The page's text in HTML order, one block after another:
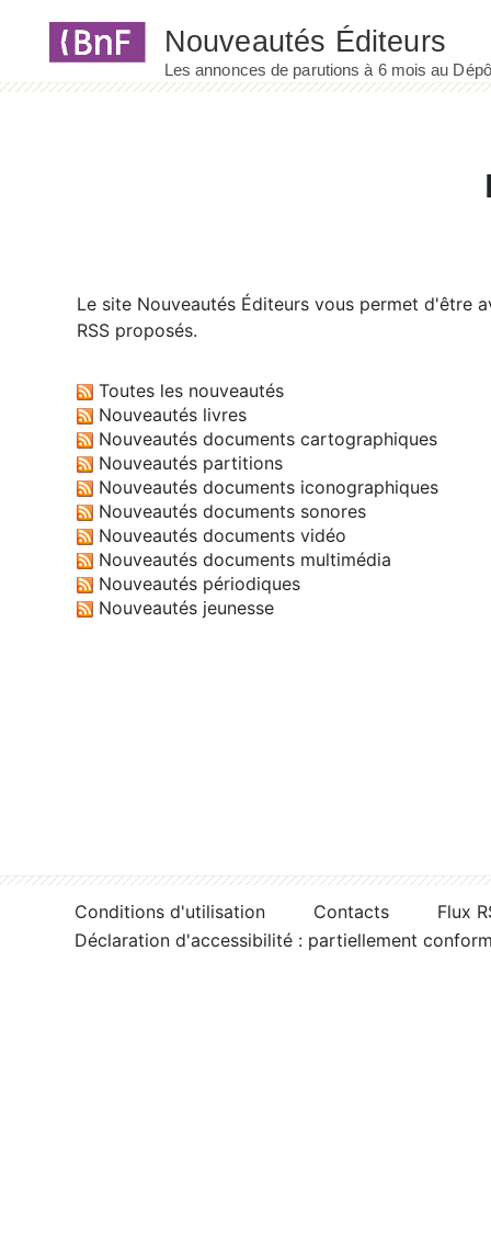
Le site Nouveautés Éditeurs vous permet d'être
RSS proposés.
Toutes les nouveautés
Nouveautés livres
Nouveautés documents cartographiques
Nouveautés partitions
Nouveautés documents iconographiques
Nouveautés documents sonores
Nouveautés documents vidéo
Nouveautés documents multimédia
Nouveautés périodiques
Nouveautés jeunesse
Conditions d'utilisation Contacts
Flux
Déclaration d'accessibilité : partiellement